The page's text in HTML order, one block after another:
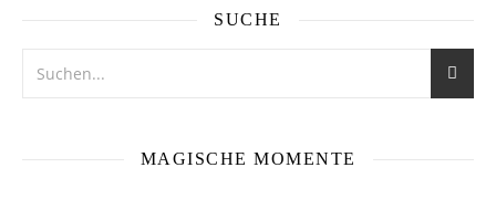
SUCHE
MAGISCHE MOMENTE